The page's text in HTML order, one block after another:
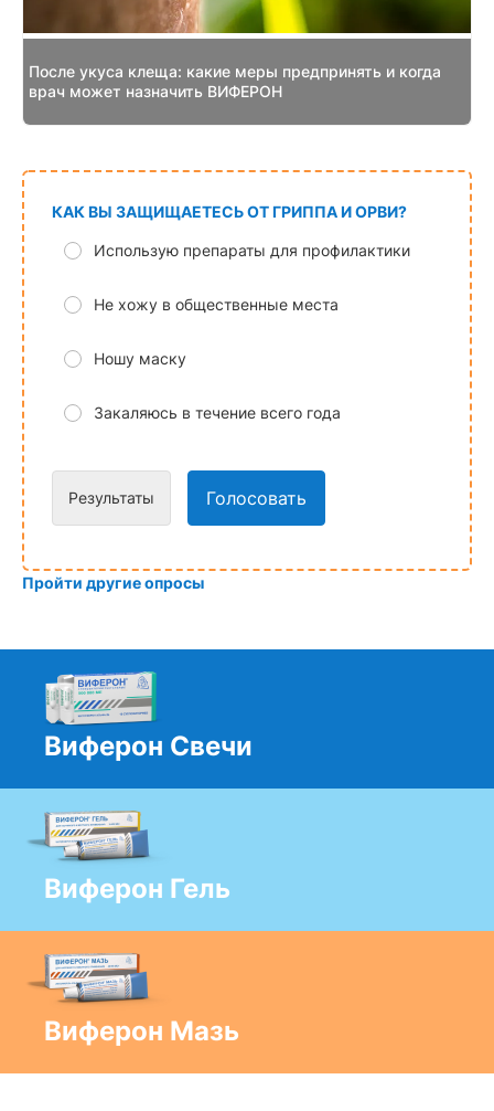
Виферон Свечи
Виферон Гель
Виферон Мазь
После укуса клеща: какие меры предпринять и когда
врач может назначить ВИФЕРОН
КАК ВЫ ЗАЩИЩАЕТЕСЬ ОТ ГРИППА И ОРВИ?
Использую препараты для профилактики
Не хожу в общественные места
Ношу маску
Закаляюсь в течение всего года
Результаты Голосовать
Пройти другие опросы